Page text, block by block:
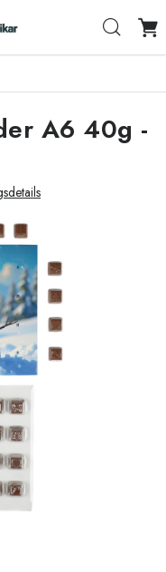
Reklamace
Daten
A6 40g -